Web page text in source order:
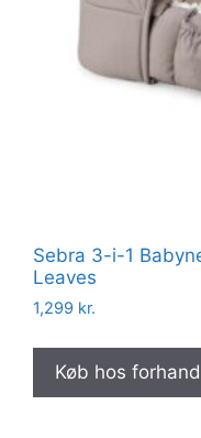
Sebra 3-i-1
Leaves
1,299 kr.
Køb hos